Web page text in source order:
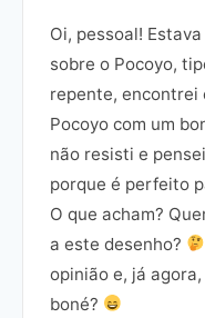
Oi, pessoal!
sobre o Pocoyo,
repente, encontrei
Pocoyo com um
não resisti e
porque é perfeito
O que acham?
a este desenho?
opinião e, já
boné?